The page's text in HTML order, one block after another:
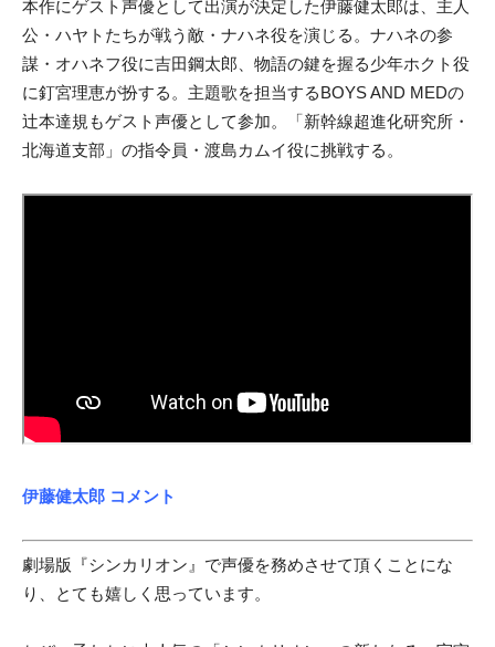
本作にゲスト声優として出演が決定した伊藤健太郎は、主人
公・ハヤトたちが戦う敵・ナハネ役を演じる。ナハネの参
謀・オハネフ役に吉田鋼太郎、物語の鍵を握る少年ホクト役
に釘宮理恵が扮する。主題歌を担当するBOYS AND MEDの
辻本達規もゲスト声優として参加。「新幹線超進化研究所・
北海道支部」の指令員・渡島カムイ役に挑戦する。
伊藤健太郎 コメント
劇場版『シンカリオン』で声優を務めさせて頂くことにな
り、とても嬉しく思っています。